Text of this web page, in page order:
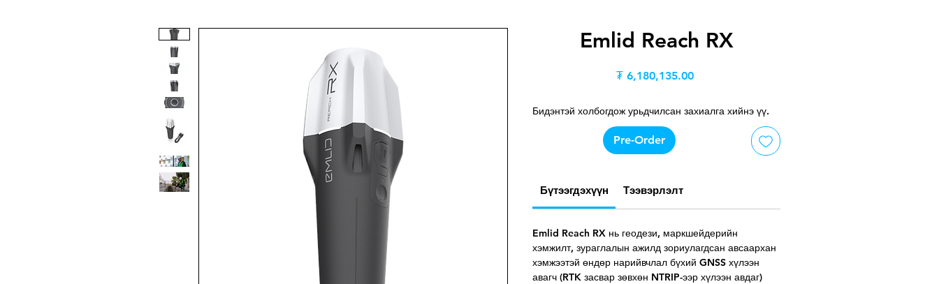
Emlid Reach RX
₮ 6,180,135.00Price
Бидэнтэй холбогдож урьдчилсан захиалга хийнэ үү.
Pre-Order
Бүтээгдэхүүн Тээвэрлэлт
Emlid Reach RX нь геодези, маркшейдерийн
хэмжилт, зураглалын ажилд зориулагдсан авсаархан
хэмжээтэй өндөр нарийвчлал бүхий GNSS хүлээн
авагч (RTK засвар зөвхөн NTRIP-ээр хүлээн авдаг)